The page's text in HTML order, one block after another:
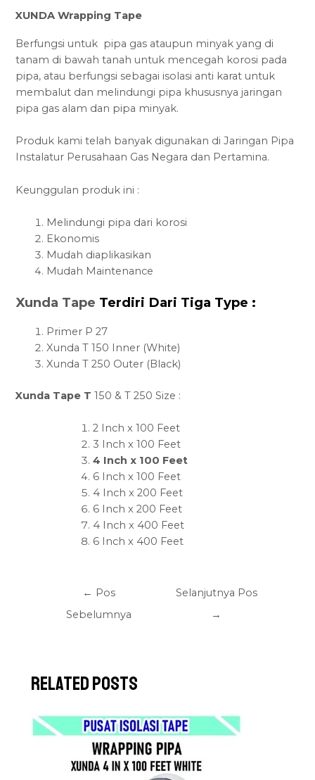
XUNDA Wrapping Tape
Berfungsi untuk pipa gas ataupun minyak yang di
tanam di bawah tanah untuk mencegah korosi pada
pipa, atau berfungsi sebagai isolasi anti karat untuk
membalut dan melindungi pipa khususnya jaringan
pipa gas alam dan pipa minyak.
Produk kami telah banyak digunakan di Jaringan Pipa
Instalatur Perusahaan Gas Negara dan Pertamina.
Keunggulan produk ini :
Melindungi pipa dari korosi
Ekonomis
Mudah diaplikasikan
Mudah Maintenance
Xunda Tape Terdiri Dari Tiga Type :
Primer P 27
Xunda T 150 Inner (White)
Xunda T 250 Outer (Black)
Xunda Tape T 150 & T 250 Size :
2 Inch x 100 Feet
3 Inch x 100 Feet
4 Inch x 100 Feet
6 Inch x 100 Feet
4 Inch x 200 Feet
6 Inch x 200 Feet
4 Inch x 400 Feet
6 Inch x 400 Feet
← Pos
Sebelumnya
Selanjutnya Pos
→
Related Posts